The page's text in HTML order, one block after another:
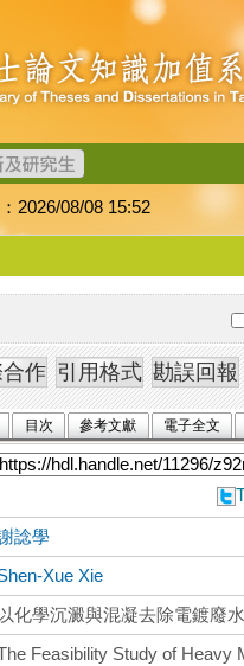
2026/08/08 15:52
目次 參考文獻 電子全文
諗學
Xue Xie
以化學沉澱與混凝去除電鍍廢
Feasibility Study of Heavy